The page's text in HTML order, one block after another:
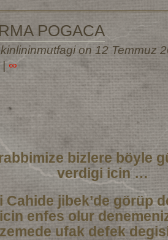
POGACA
on 12 Temmuz
|∞
bizlere böyle
verdigi icin …
Cahide jibek’de görüp
enfes olur
ufak defek